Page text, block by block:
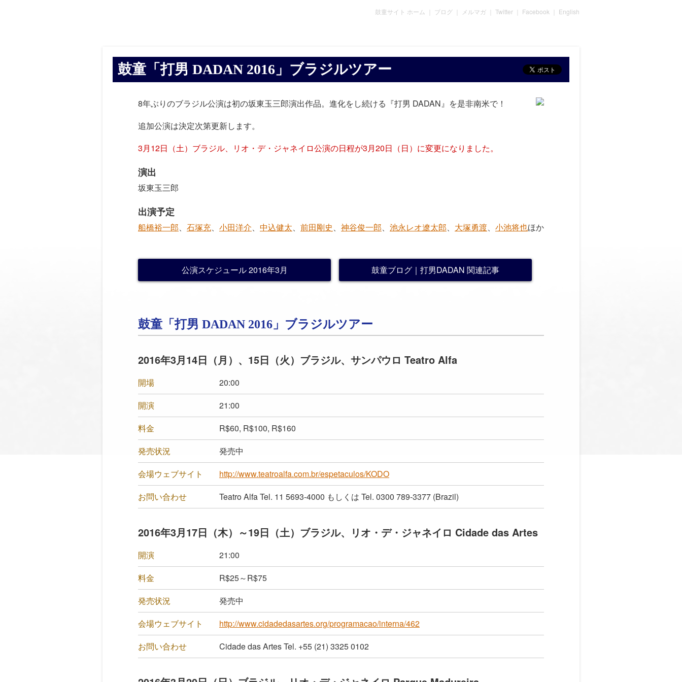
鼓童サイト ホーム ブログ メルマガ Twitter Facebook English
鼓童「打男 DADAN 2016」ブラジルツアー
8年ぶりのブラジル公演は初の坂東玉三郎演出作品。進化をし続ける『打男 DADAN』を是非南米で！
追加公演は決定次第更新します。
3月12日（土）ブラジル、リオ・デ・ジャネイロ公演の日程が3月20日（日）に変更になりました。
演出
坂東玉三郎
出演予定
船橋裕一郎、 石塚充、 小田洋介、 中込健太、 前田剛史、 神谷俊一郎、 池永レオ遼太郎、 大塚勇渡、 小池将也ほか
公演スケジュール 2016年3月 鼓童ブログ｜打男DADAN 関連記事
鼓童「打男 DADAN 2016」ブラジルツアー
2016年3月14日（月）、15日（火）ブラジル、サンパウロ Teatro Alfa
開場
20:00
開演
21:00
料金
R$60, R$100, R$160
発売状況
発売中
会場ウェブサイト
http://www.teatroalfa.com.br/espetaculos/KODO
お問い合わせ
Teatro Alfa Tel. 11 5693-4000 もしくは Tel. 0300 789-3377 (Brazil)
2016年3月17日（木）～19日（土）ブラジル、リオ・デ・ジャネイロ Cidade das Artes
開演
21:00
料金
R$25～R$75
発売状況
発売中
会場ウェブサイト
http://www.cidadedasartes.org/programacao/interna/462
お問い合わせ
Cidade das Artes Tel. +55 (21) 3325 0102